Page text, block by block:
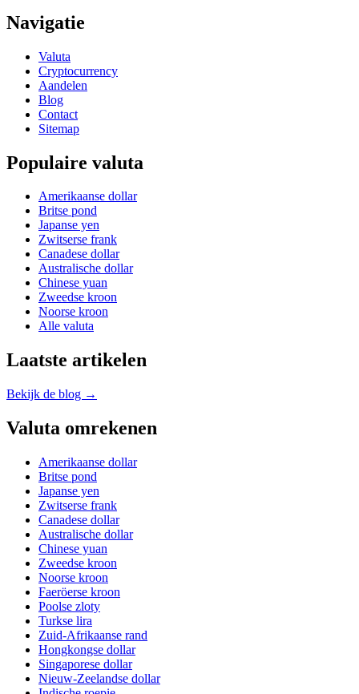
Navigatie
Valuta
Cryptocurrency
Aandelen
Blog
Contact
Sitemap
Populaire valuta
Amerikaanse dollar
Britse pond
Japanse yen
Zwitserse frank
Canadese dollar
Australische dollar
Chinese yuan
Zweedse kroon
Noorse kroon
Alle valuta
Laatste artikelen
Bekijk de blog →
Valuta omrekenen
Amerikaanse dollar
Britse pond
Japanse yen
Zwitserse frank
Canadese dollar
Australische dollar
Chinese yuan
Zweedse kroon
Noorse kroon
Faeröerse kroon
Poolse zloty
Turkse lira
Zuid-Afrikaanse rand
Hongkongse dollar
Singaporese dollar
Nieuw-Zeelandse dollar